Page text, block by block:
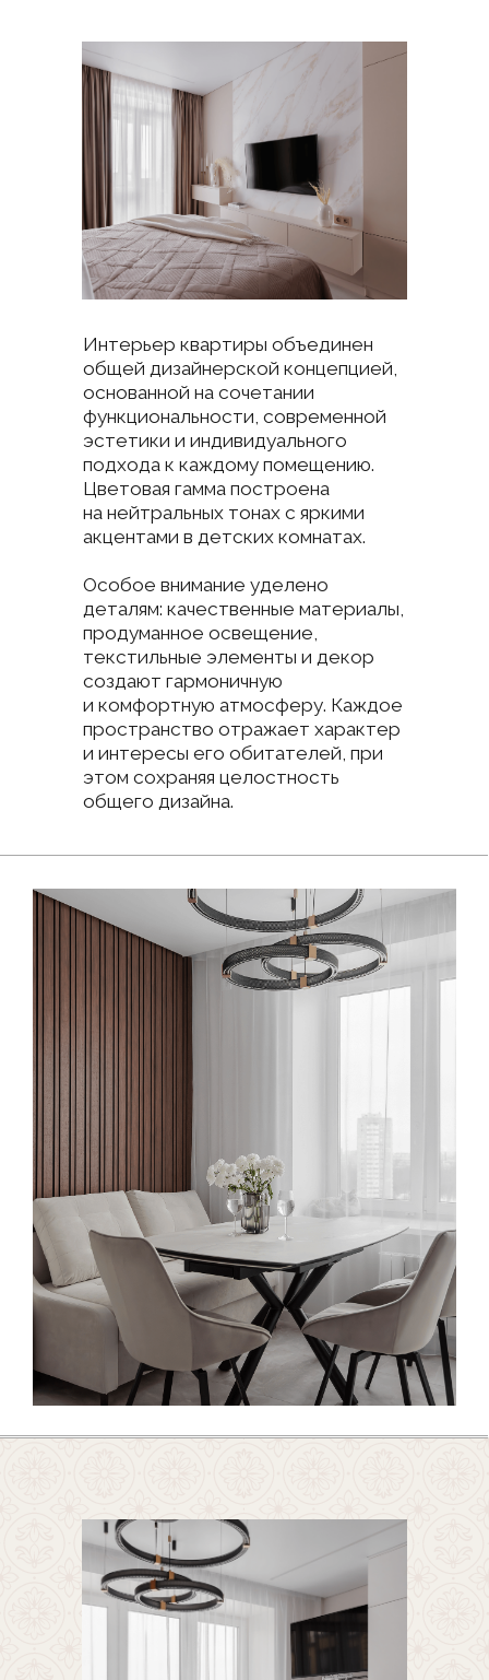
Кухня оформлена в современном
стиле с акцентом
на функциональность. Гарнитур
в форме «Г» сочетает белые
матовые фасады снизу и тёплые
деревянные сверху, создавая
с палитрой, а чёрная мойка
и смеситель добавляют
графичности. Встроенная техника,
включая духовой шкаф
и кофемашину, подчёркивает
современный характер.
Продуманное хранение, удобное
расположение зон и встроенный
телевизор делают пространство
практичным и комфортным.